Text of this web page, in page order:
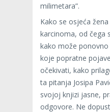
milimetara”.
Kako se osjeća
karcinoma, od čega
kako može
koje popratne
očekivati, kako
ta pitanja Josipa
svojoj knjizi jasne,
odgovore. Ne